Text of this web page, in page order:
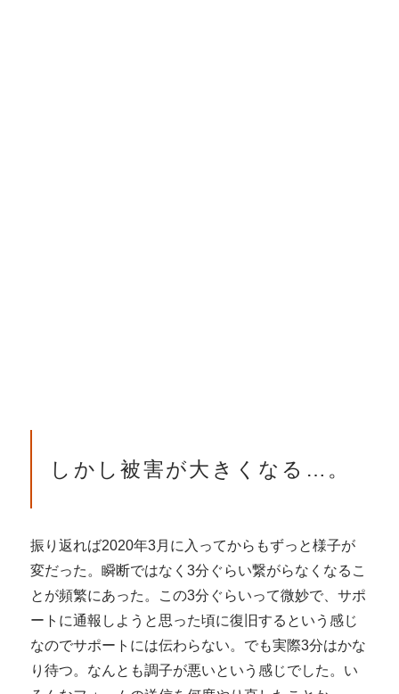
しかし被害が大きくなる…。
振り返れば2020年3月に入ってからもずっと様子が
変だった。瞬断ではなく3分ぐらい繋がらなくなるこ
とが頻繁にあった。この3分ぐらいって微妙で、サポ
ートに通報しようと思った頃に復旧するという感じ
なのでサポートには伝わらない。でも実際3分はかな
り待つ。なんとも調子が悪いという感じでした。い